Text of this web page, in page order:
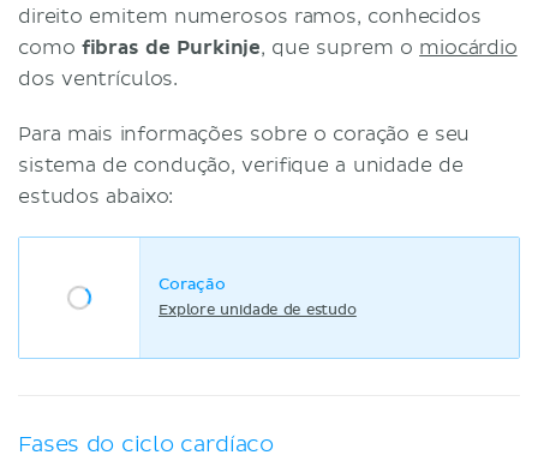
direito emitem numerosos ramos, conhecidos
como fibras de Purkinje, que suprem o miocárdio
dos ventrículos.
Para mais informações sobre o coração e seu
sistema de condução, verifique a unidade de
estudos abaixo:
Coração
Explore unidade de estudo
Fases do ciclo cardíaco